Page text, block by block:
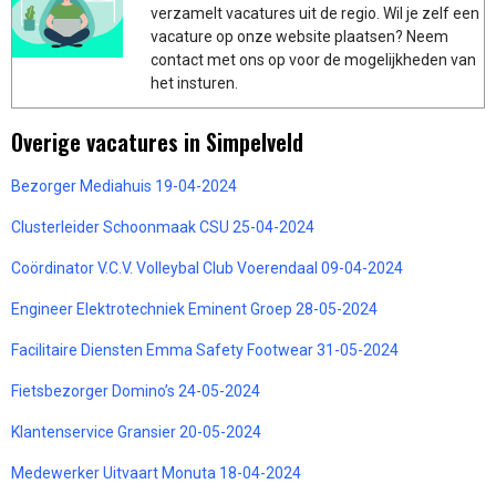
verzamelt vacatures uit de regio. Wil je zelf een
vacature op onze website plaatsen? Neem
contact met ons op voor de mogelijkheden van
het insturen.
Overige vacatures in Simpelveld
Bezorger Mediahuis 19-04-2024
Clusterleider Schoonmaak CSU 25-04-2024
Coördinator V.C.V. Volleybal Club Voerendaal 09-04-2024
Engineer Elektrotechniek Eminent Groep 28-05-2024
Facilitaire Diensten Emma Safety Footwear 31-05-2024
Fietsbezorger Domino’s 24-05-2024
Klantenservice Gransier 20-05-2024
Medewerker Uitvaart Monuta 18-04-2024